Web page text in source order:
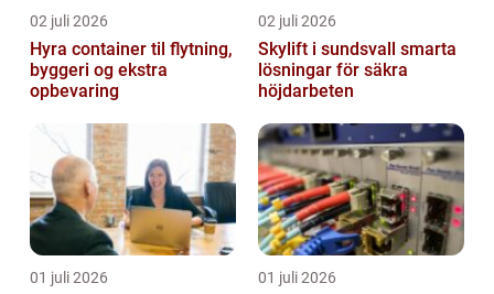
02 juli 2026
Hyra container til flytning,
byggeri og ekstra
opbevaring
02 juli 2026
Skylift i sundsvall smarta
lösningar för säkra
höjdarbeten
01 juli 2026 01 juli 2026